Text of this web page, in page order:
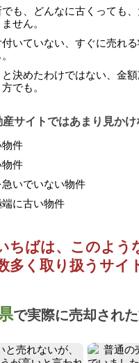
も、どんなに古くっても
せん。
付いていない、すぐに売れ
と決めたわけではない、金
でも。
サイトではあまり見か
件
件
いでいない物件
に古い物件
ちばは、このよう
多く取り扱うサイ
で実際に売却され